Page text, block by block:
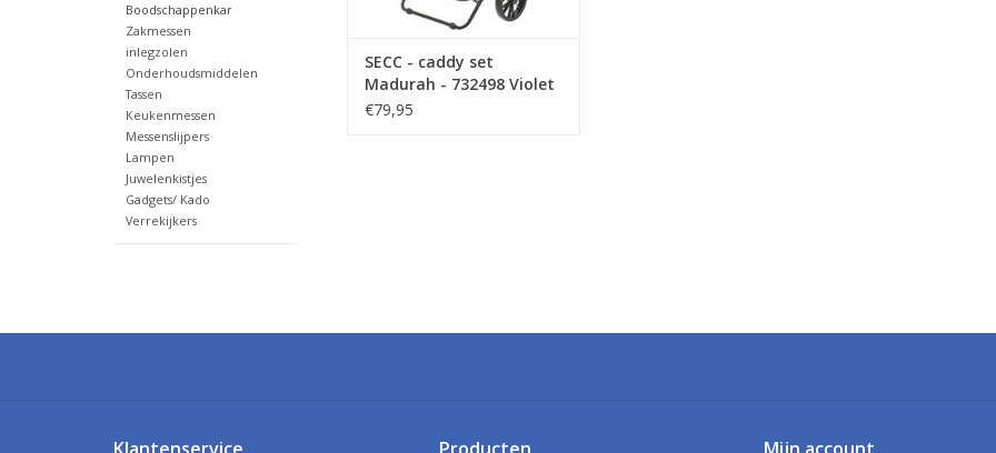
Boodschappenkar
Zakmessen
inlegzolen
Onderhoudsmiddelen
Tassen
Keukenmessen
Messenslijpers
Lampen
Juwelenkistjes
Gadgets/ Kado
Verrekijkers
SECC - caddy set
Madurah - 732498 Violet
€79,95